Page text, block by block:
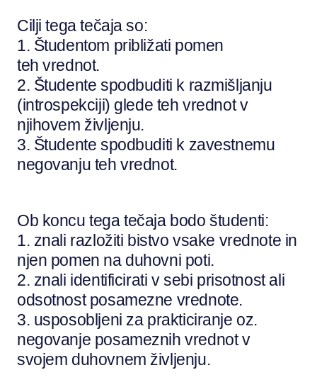
Cilji tega tečaja so:
1. Študentom približati pomen
teh vrednot.
2. Študente spodbuditi k razmišljanju
(introspekciji) glede teh vrednot v
njihovem življenju.
3. Študente spodbuditi k zavestnemu
negovanju teh vrednot.
Ob koncu tega tečaja bodo študenti:
1. znali razložiti bistvo vsake vrednote in
njen pomen na duhovni poti.
2. znali identificirati v sebi prisotnost ali
odsotnost posamezne vrednote.
3. usposobljeni za prakticiranje oz.
negovanje posameznih vrednot v
svojem duhovnem življenju.